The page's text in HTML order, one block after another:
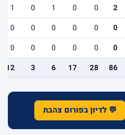
2
0
0
1
0
1
0
0
0
0
0
0
0
0
0
0
0
0
86
28
17
6
3
12
💬 לדיון בפורום צהבת